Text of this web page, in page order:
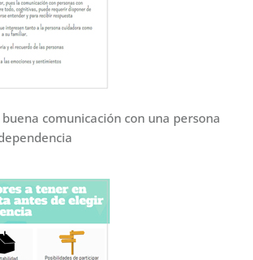
comunicación con una persona